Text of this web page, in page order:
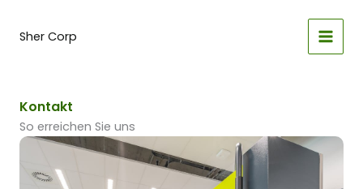
InhaltSher Corp
Kontakt
So erreichen Sie uns